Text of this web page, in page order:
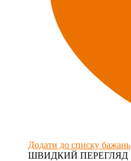
Додати до списку бажань
ШВИДКИЙ ПЕРЕГЛЯД